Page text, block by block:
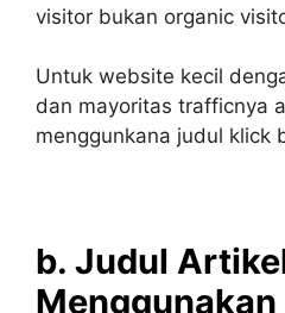
visitor bukan organic
Untuk website kecil
dan mayoritas trafficnya
menggunkana judul klick
b. Judul